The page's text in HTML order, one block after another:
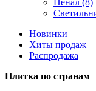
Пенал (8)
Новинки
Хиты продаж
Распродажа
Плитка по странам